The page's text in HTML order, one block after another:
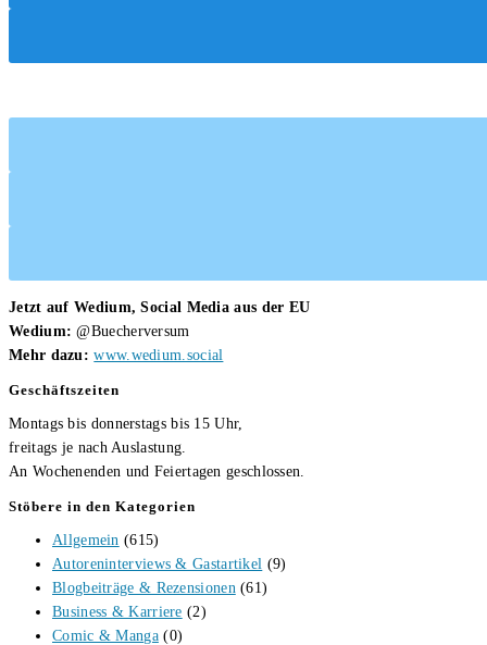
Hundeleben
Luna
Jetzt auf Wedium, Social Media aus der EU
Wedium: @Buecherversum
Mehr dazu: www.wedium.social
Geschäftszeiten
Montags bis donnerstags bis 15 Uhr,
freitags je nach Auslastung.
An Wochenenden und Feiertagen geschlossen.
Stöbere in den Kategorien
Allgemein (615)
Autoreninterviews & Gastartikel (9)
Blogbeiträge & Rezensionen (61)
Business & Karriere (2)
Comic & Manga (0)